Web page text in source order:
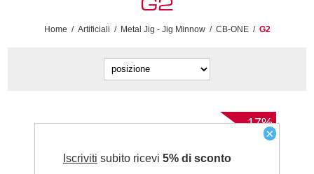
G2
Home / Artificiali / Metal Jig - Jig Minnow / CB-ONE / G2
-17%
×
Iscriviti subito ricevi 5% di sconto